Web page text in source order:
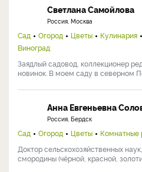
Светлана Самойлова
Россия, Москва
Сад Огород Цветы Кулинария
Виноград
Заядлый садовод, коллекционер
новинок. В моем саду в северном
Анна Евгеньевна
Россия, Бердск
Сад Огород Цветы Комнатные
Доктор сельскохозяйственных
смородины (чёрной, красной,